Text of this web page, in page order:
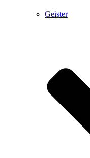
Geister